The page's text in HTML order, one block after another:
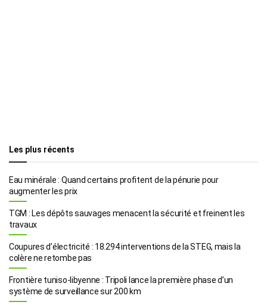
Les plus récents
Eau minérale : Quand certains profitent de la pénurie pour
augmenter les prix
TGM : Les dépôts sauvages menacent la sécurité et freinent les
travaux
Coupures d’électricité : 18.294 interventions de la STEG, mais la
colère ne retombe pas
Frontière tuniso-libyenne : Tripoli lance la première phase d’un
système de surveillance sur 200 km